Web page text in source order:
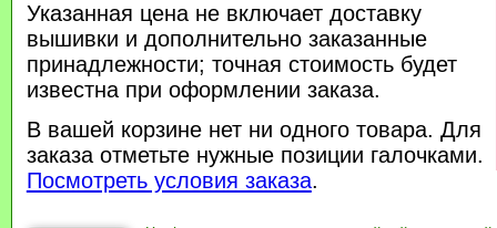
Указанная цена не включает доставку
вышивки и дополнительно заказанные
принадлежности; точная стоимость будет
известна при оформлении заказа.
В вашей корзине нет ни одного товара. Для
заказа отметьте нужные позиции галочками.
Посмотреть условия заказа.